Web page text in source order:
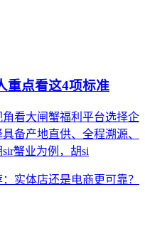
重点看这4项标准
看大闸蟹福利平台选择企
备产地直供、全程溯源、
蟹业为例，胡si